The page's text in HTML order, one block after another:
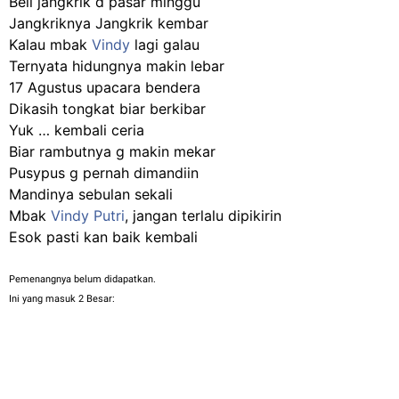
Jangkriknya Jangkrik kembar
Kalau mbak Vindy lagi galau
Ternyata hidungnya makin lebar
17 Agustus upacara bendera
Dikasih tongkat biar berkibar
Yuk … kembali ceria
Biar rambutnya g makin mekar
Pusypus g pernah dimandiin
Mandinya sebulan sekali
Mbak Vindy Putri, jangan terlalu dipikirin
Esok pasti kan baik kembali
Pemenangnya belum didapatkan.
Ini yang masuk 2 Besar: